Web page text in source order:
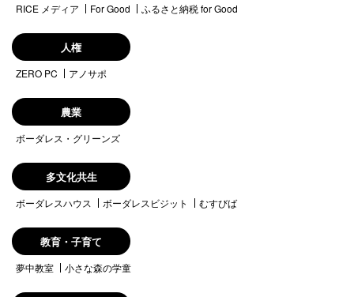
RICE メディア For Good ふるさと納税 for Good
人権
ZERO PC アノサポ
農業
ボーダレス・グリーンズ
多文化共生
ボーダレスハウス ボーダレスビジット むすびば
教育・子育て
夢中教室 小さな森の学童